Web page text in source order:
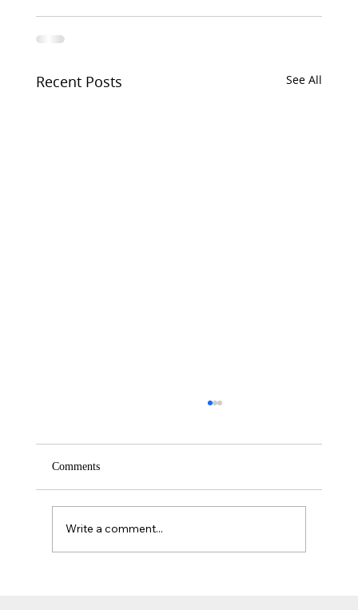
Recent Posts See All
Comments
Write a comment...